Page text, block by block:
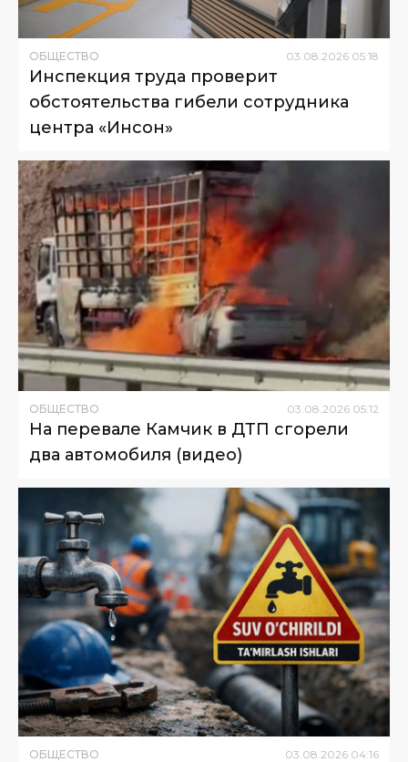
ОБЩЕСТВО 03.08.2026 05:18
Инспекция труда проверит
обстоятельства гибели сотрудника
центра «Инсон»
ОБЩЕСТВО 03.08.2026 05:12
На перевале Камчик в ДТП сгорели
два автомобиля (видео)
ОБЩЕСТВО 03 08 2026 04:16